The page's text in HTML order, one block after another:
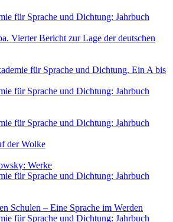
für Sprache und Dichtung: Jahrbuch
Vierter Bericht zur Lage der deutschen
für Sprache und Dichtung. Ein A bis
für Sprache und Dichtung: Jahrbuch
für Sprache und Dichtung: Jahrbuch
der Wolke
Werke
für Sprache und Dichtung: Jahrbuch
Schulen – Eine Sprache im Werden
für Sprache und Dichtung: Jahrbuch